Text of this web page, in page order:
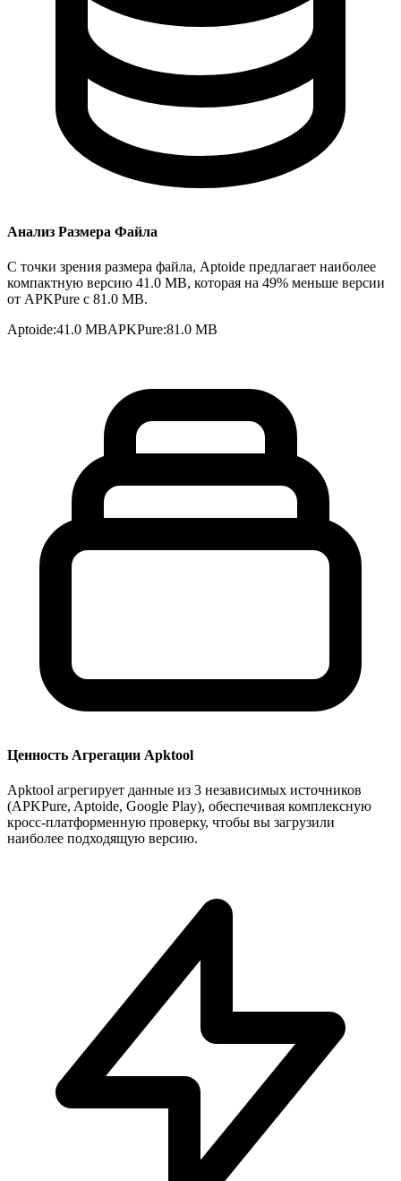
Анализ Размера Файла
С точки зрения размера файла, Aptoide предлагает наиболее
компактную версию 41.0 MB, которая на 49% меньше версии
от APKPure с 81.0 MB.
Aptoide:41.0 MBAPKPure:81.0 MB
Ценность Агрегации Apktool
Apktool агрегирует данные из 3 независимых источников
(APKPure, Aptoide, Google Play), обеспечивая комплексную
кросс-платформенную проверку, чтобы вы загрузили
наиболее подходящую версию.